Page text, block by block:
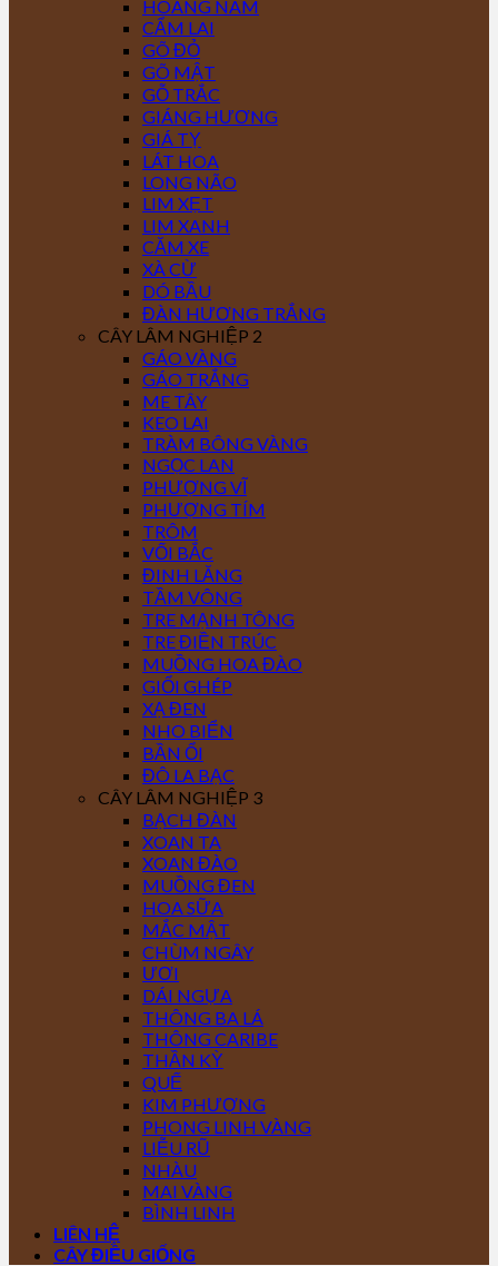
HOÀNG NAM
CẨM LAI
GÕ ĐỎ
GÕ MẬT
GỖ TRẮC
GIÁNG HƯƠNG
GIÁ TỴ
LÁT HOA
LONG NÃO
LIM XẸT
LIM XANH
CĂM XE
XÀ CỪ
DÓ BẦU
ĐÀN HƯƠNG TRẮNG
CÂY LÂM NGHIỆP 2
GÁO VÀNG
GÁO TRẮNG
ME TÂY
KEO LAI
TRÀM BÔNG VÀNG
NGỌC LAN
PHƯỢNG VĨ
PHƯỢNG TÍM
TRÔM
VỐI BẮC
ĐINH LĂNG
TẦM VÔNG
TRE MẠNH TÔNG
TRE ĐIỀN TRÚC
MUỒNG HOA ĐÀO
GIỔI GHÉP
XẠ ĐEN
NHO BIỂN
BẦN ỔI
ĐÔ LA BẠC
CÂY LÂM NGHIỆP 3
BẠCH ĐÀN
XOAN TA
XOAN ĐÀO
MUỒNG ĐEN
HOA SỮA
MẮC MẬT
CHÙM NGÂY
ƯƠI
DÁI NGỰA
THÔNG BA LÁ
THÔNG CARIBE
THẦN KỲ
QUẾ
KIM PHƯỢNG
PHONG LINH VÀNG
LIỄU RŨ
NHÀU
MAI VÀNG
BÌNH LINH
LIÊN HỆ
CÂY ĐIỀU GIỐNG